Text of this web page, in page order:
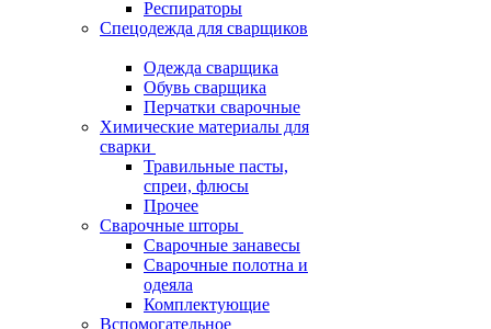
Респираторы
Спецодежда для сварщиков
Одежда сварщика
Обувь сварщика
Перчатки сварочные
Химические материалы для
сварки
Травильные пасты,
спреи, флюсы
Прочее
Сварочные шторы
Сварочные занавесы
Сварочные полотна и
одеяла
Комплектующие
Вспомогательное